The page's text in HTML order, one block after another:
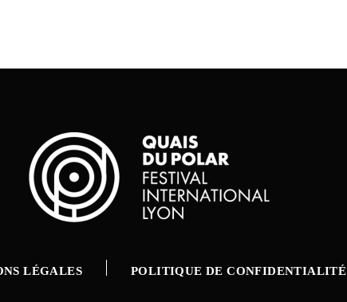
LÉGALES
POLITIQUE DE CONFIDENTIALITÉ